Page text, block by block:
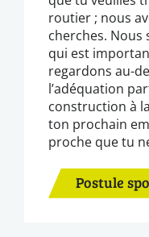
routier ; nous
cherches. Nous
qui est
regardons au-
l’adéquation
construction à
ton prochain
proche que tu
Postule